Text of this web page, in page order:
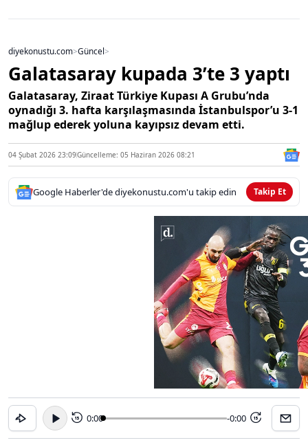
diyekonustu.com>Güncel>
Galatasaray kupada 3’te 3 yaptı
Galatasaray, Ziraat Türkiye Kupası A Grubu’nda
oynadığı 3. hafta karşılaşmasında İstanbulspor’u 3-1
mağlup ederek yoluna kayıpsız devam etti.
04 Şubat 2026 23:09Güncelleme: 05 Haziran 2026 08:21
Google Haberler'de diyekonustu.com'u takip edin Takip Et
15 0:00 -0:00 15